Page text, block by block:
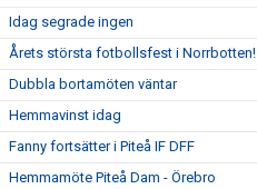
Idag segrade ingen
Årets största fotbollsfest i Norrbotten!
Dubbla bortamöten väntar
Hemmavinst idag
Fanny fortsätter i Piteå IF DFF
Hemmamöte Piteå Dam - Örebro